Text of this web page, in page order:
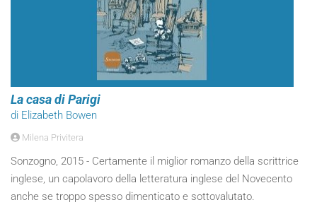
La casa di Parigi
di Elizabeth Bowen
Milena Privitera
Sonzogno, 2015 - Certamente il miglior romanzo della scrittrice
inglese, un capolavoro della letteratura inglese del Novecento
anche se troppo spesso dimenticato e sottovalutato.